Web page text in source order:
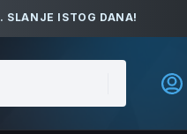
SLANJE ISTOG DANA!